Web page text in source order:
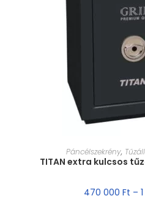
MÉRET
Páncélszekrény,
TITAN extra kulcsos
470 000 Ft –